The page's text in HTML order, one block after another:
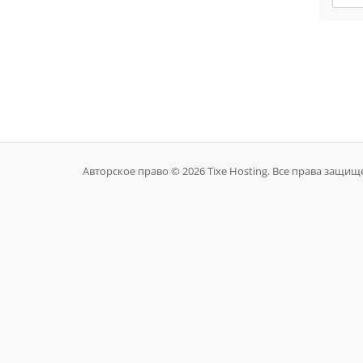
Авторское право © 2026 Tixe Hosting. Все права